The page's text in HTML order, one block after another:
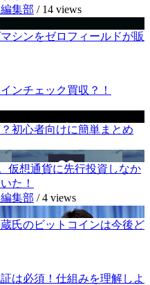
集部 / 14 views
シンをゼロフィールドが販
ンチェック買収？！
初心者向けに簡単まとめ
仮想通貨に先行投資しなか
た！
集部 /4 views
氏のビットコインは今後ど
は必須！仕組みを理解しよ